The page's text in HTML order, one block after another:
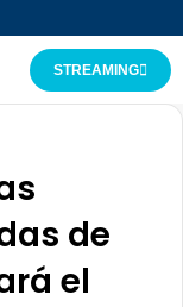
STREAMING
de
el